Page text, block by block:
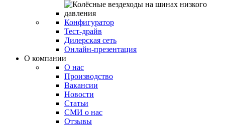
Конфигуратор
Тест-драйв
Дилерская сеть
Онлайн-презентация
О компании
О нас
Производство
Вакансии
Новости
Статьи
СМИ о нас
Отзывы